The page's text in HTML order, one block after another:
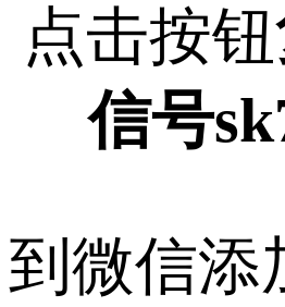
点击按钮
信号
到微信添